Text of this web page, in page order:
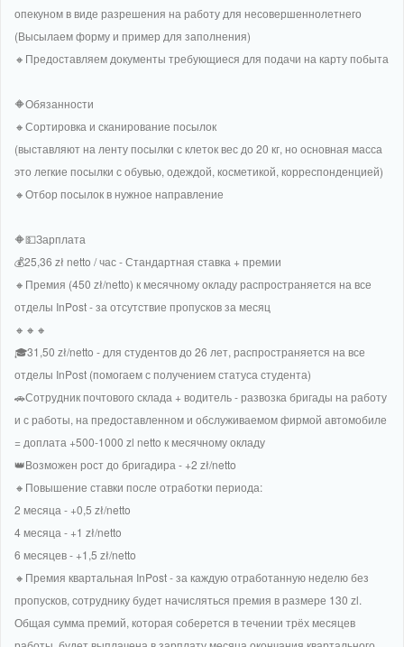
опекуном в виде разрешения на работу для несовершеннолетнего
(Высылаем форму и пример для заполнения)
🔸Предоставляем документы требующиеся для подачи на карту побыта
🔶Обязанности
🔸Сортировка и сканирование посылок
(выставляют на ленту посылки с клеток вес до 20 кг, но основная масса
это легкие посылки с обувью, одеждой, косметикой, корреспонденцией)
🔸Отбор посылок в нужное направление
🔶💵Зарплата
💰25,36 zł netto / час - Стандартная ставка + премии
🔸Премия (450 zł/netto) к месячному окладу распространяется на все
отделы InPost - за отсутствие пропусков за месяц
🔸🔸🔸
🎓31,50 zł/netto - для студентов до 26 лет, распространяется на все
отделы InPost (помогаем с получением статуса студента)
🚗Сотрудник почтового склада + водитель - развозка бригады на работу
и с работы, на предоставленном и обслуживаемом фирмой автомобиле
= доплата +500-1000 zl netto к месячному окладу
👑Возможен рост до бригадира - +2 zł/netto
🔸Повышение ставки после отработки периода:
2 месяца - +0,5 zł/netto
4 месяца - +1 zł/netto
6 месяцев - +1,5 zł/netto
🔸Премия квартальная InPost - за каждую отработанную неделю без
пропусков, сотруднику будет начисляться премия в размере 130 zl.
Общая сумма премий, которая соберется в течении трёх месяцев